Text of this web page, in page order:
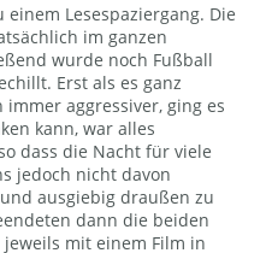
Lesespaziergang. Die
im ganzen
wurde noch Fußball
Erst als es ganz
aggressiver, ging es
kann, war alles
dass die Nacht für viele
jedoch nicht davon
ausgiebig draußen zu
dann die beiden
mit einem Film in